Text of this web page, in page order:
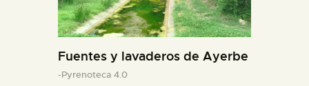
Fuentes y lavaderos de Ayerbe
-Pyrenoteca 4.0